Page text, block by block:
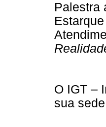
Palestra
O IGT –
sua